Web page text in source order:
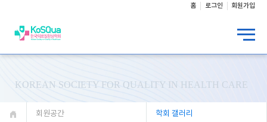
홈 로그인 회원가입
KOREAN SOCIETY FOR QUALITY IN HEALTH CARE
회원공간 학회 갤러리